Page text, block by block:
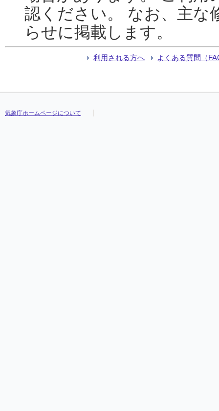
認ください。 なお、主な
らせに掲載します。
利用される方へ よくある質問（
気象庁ホームページについて